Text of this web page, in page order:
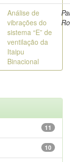
Análise de
vibrações do
sistema “E” de
ventilação da
Itaipu
Binacional
11
10